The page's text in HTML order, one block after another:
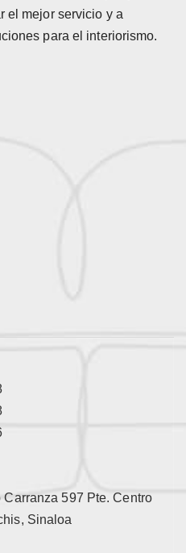
el mejor servicio y a
para el interiorismo.
Carranza 597 Pte. Centro
Sinaloa